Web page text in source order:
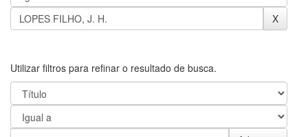
Utilizar filtros para refinar o resultado de busca.